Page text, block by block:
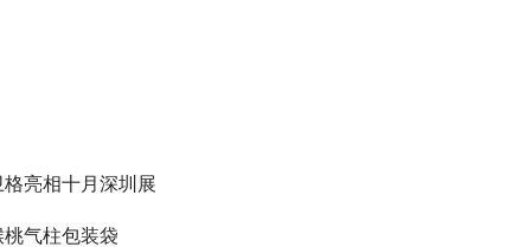
格亮相十月深圳展
气柱包装袋